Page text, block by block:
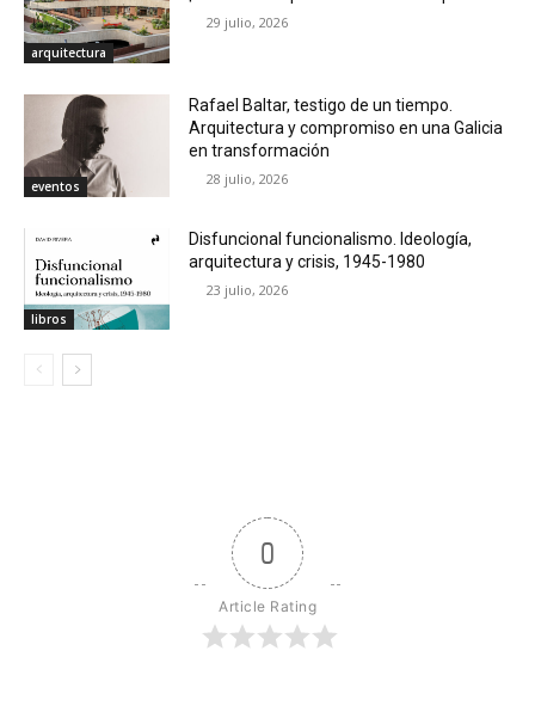
arquitectura
29 julio, 2026
eventos
Rafael Baltar, testigo de un tiempo.
Arquitectura y compromiso en una Galicia
en transformación
28 julio, 2026
libros
Disfuncional funcionalismo. Ideología,
arquitectura y crisis, 1945-1980
23 julio, 2026
0
Article Rating